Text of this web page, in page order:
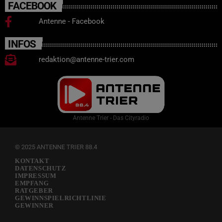
FACEBOOK
Antenne - Facebook
INFOS
redaktion@antenne-trier.com
Antenne Trier - Das Cityradio
© 2025 ANTENNE TRIER 88.4
KONTAKT
DATENSCHUTZ
IMPRESSUM
EMPFANG
RATGEBER
GEWINNSPIELRICHTLINIE
GEWINNER